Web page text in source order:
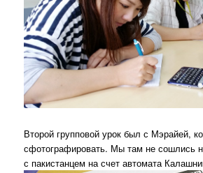
Второй групповой урок был с Мэрайей,
сфотографировать. Мы там не сошлись
с пакистанцем на счет автомата